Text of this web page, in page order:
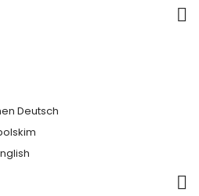
Deutsch